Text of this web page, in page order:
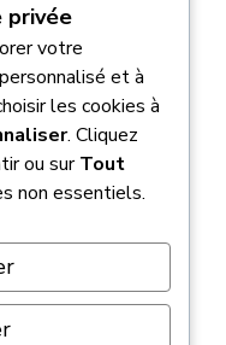
privée
votre
et à
les cookies à
. Cliquez
ou surTout
non essentiels.